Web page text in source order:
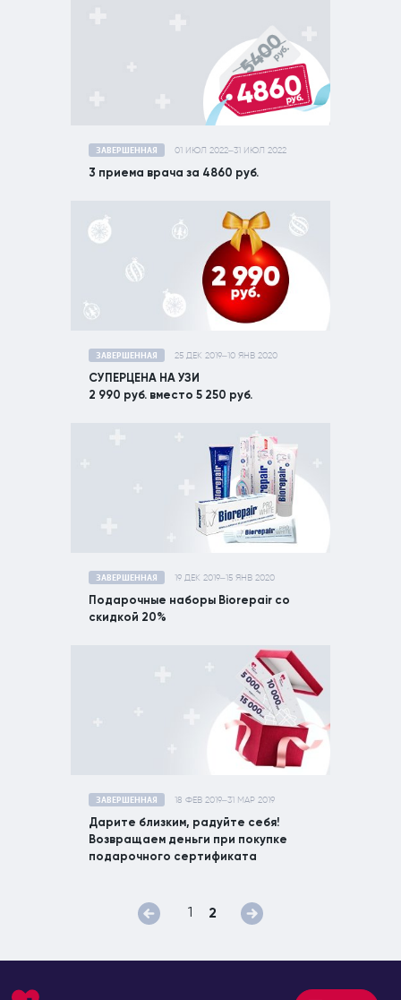
ЗАВЕРШЕННАЯ 01 ИЮЛ 2022–31 ИЮЛ 2022
3 приема врача за 4860 руб.
ЗАВЕРШЕННАЯ 25 ДЕК 2019–10 ЯНВ 2020
СУПЕРЦЕНА НА УЗИ
2 990 руб. вместо 5 250 руб.
ЗАВЕРШЕННАЯ 19 ДЕК 2019–15 ЯНВ 2020
Подарочные наборы Biorepair со
скидкой 20%
ЗАВЕРШЕННАЯ 18 ФЕВ 2019–31 МАР 2019
Дарите близким, радуйте себя!
Возвращаем деньги при покупке
подарочного сертификата
1 2